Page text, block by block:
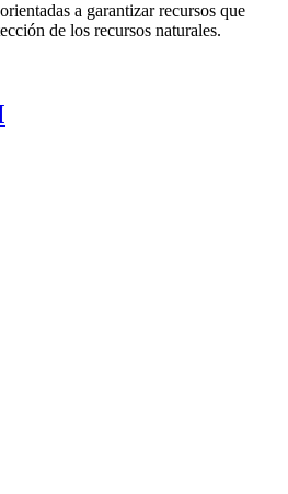
a garantizar recursos que
de los recursos naturales.